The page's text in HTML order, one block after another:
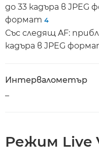
до 33 кадъра в JPEG
формат 4
Със следящ AF:
кадъра в JPEG
Интервалометър
–
Режим Live